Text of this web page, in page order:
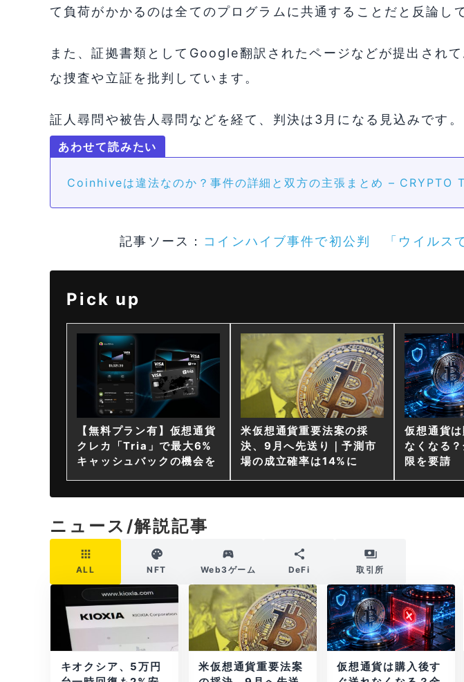
て負荷がかかるのは全てのプログラムに共通することだと反論し
また、証拠書類としてGoogle翻訳されたページなどが提出され
な捜査や立証を批判しています。
証人尋問や被告人尋問などを経て、判決は3月になる見込みです。
Coinhiveは違法なのか？事件の詳細と双方の主張まとめ – CRYPTO
記事ソース： コインハイブ事件で初公判 「ウイルス
Pick up
【無料プラン有】仮想通貨
クレカ「Tria」で最大6%
キャッシュバックの機会を
米仮想通貨重要法案の採
決、9月へ先送り｜予測市
場の成立確率は14%に
仮想通貨
なくなる
限を要請
ニュース/解説記事
ALL NFT Web3ゲーム DeFi 取引所
キオクシア、5万円
米仮想通貨重要法案
仮想通貨は購入後す